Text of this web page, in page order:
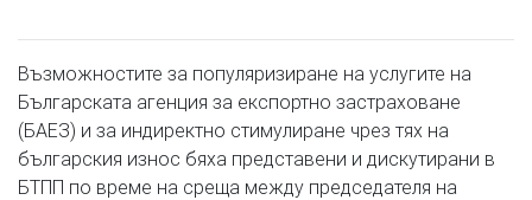
Възможностите за популяризиране на услугите на
Българската агенция за експортно застраховане
(БАЕЗ) и за индиректно стимулиране чрез тях на
българския износ бяха представени и дискутирани в
БТПП по време на среща между председателя на